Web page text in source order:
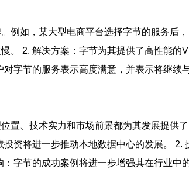
例如，某大型电商平台选择字节的服务后
。 2. 解决方案：字节为其提供了高性能
字节的服务表示高度满意，并表示将继
置、技术实力和市场前景都为其发展提供
资将进一步推动本地数据中心的发展。
字节的成功案例将进一步增强其在行业中